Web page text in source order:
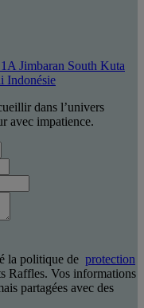
Jimbaran South Kuta
Indonésie
dans l’univers
avec impatience.
la politique de protection
Raffles. Vos informations
partagées avec des